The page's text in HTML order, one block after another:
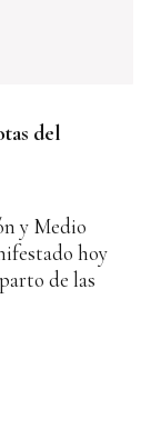
del
y Medio
hoy
de las